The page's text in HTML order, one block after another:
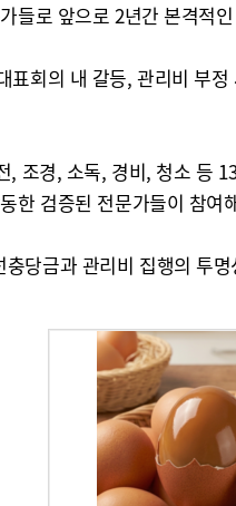
들로 앞으로 2년간 본격적
회의 내 갈등, 관리비 부
조경, 소독, 경비, 청소 등
한 검증된 전문가들이 참여
당금과 관리비 집행의